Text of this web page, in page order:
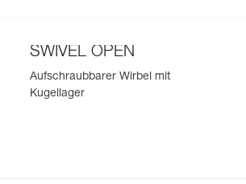
SWIVEL OPEN
Aufschraubbarer Wirbel mit
Kugellager